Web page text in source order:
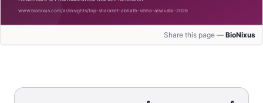
Share this page — BioNixus